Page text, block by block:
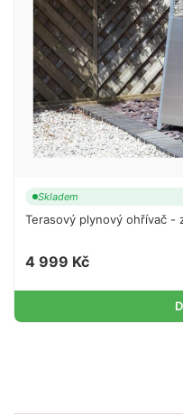
Skladem
Terasový plynový ohřívač -
4 999 Kč